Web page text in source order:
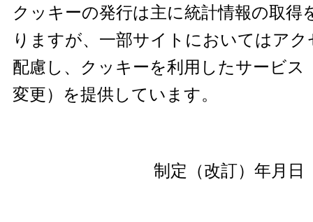
クッキーの発行は主に統計情報の取得
りますが、一部サイトにおいてはア
配慮し、クッキーを利用したサービス
変更）を提供しています。
制定（改訂）年月